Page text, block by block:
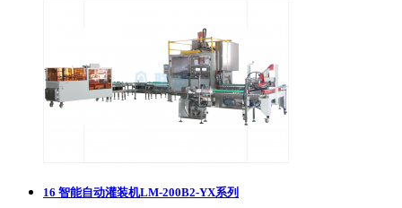
16 智能自动灌装机LM-200B2-YX系列